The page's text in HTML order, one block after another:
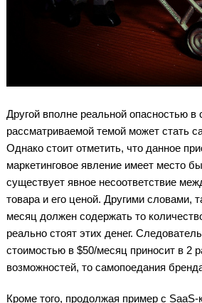
Другой вполне реальной опасностью в
рассматриваемой темой может стать
Однако стоит отметить, что данное
маркетинговое явление имеет место
существует явное несоответствие
товара и его ценой. Другими словами,
месяц должен содержать то
реально стоят этих денег.
стоимостью в $50/месяц приносит в 2
возможностей, то самопоедания
Кроме того, продолжая пример с SaaS-